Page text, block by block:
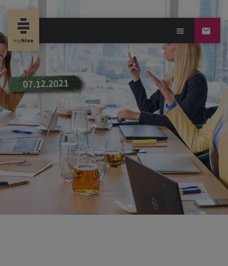
new propertynews
07.12.2021